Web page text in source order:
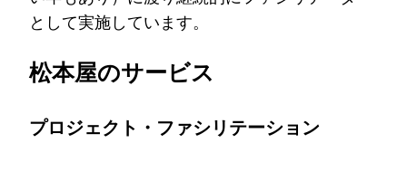
として実施しています。
松本屋のサービス
プロジェクト・ファシリテーション